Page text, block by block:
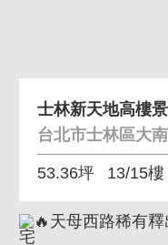
士林新天地高樓
台北市士林區大
53.36坪 13/15樓